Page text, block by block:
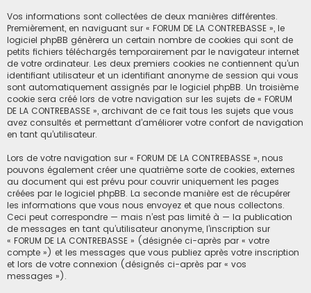
Vos informations sont collectées de deux manières différentes.
Premièrement, en naviguant sur « FORUM DE LA CONTREBASSE », le
logiciel phpBB génèrera un certain nombre de cookies qui sont de
petits fichiers téléchargés temporairement par le navigateur internet
de votre ordinateur. Les deux premiers cookies ne contiennent qu’un
identifiant utilisateur et un identifiant anonyme de session qui vous
sont automatiquement assignés par le logiciel phpBB. Un troisième
cookie sera créé lors de votre navigation sur les sujets de « FORUM
DE LA CONTREBASSE », archivant de ce fait tous les sujets que vous
avez consultés et permettant d’améliorer votre confort de navigation
en tant qu’utilisateur.
Lors de votre navigation sur « FORUM DE LA CONTREBASSE », nous
pouvons également créer une quatrième sorte de cookies, externes
au document qui est prévu pour couvrir uniquement les pages
créées par le logiciel phpBB. La seconde manière est de récupérer
les informations que vous nous envoyez et que nous collectons.
Ceci peut correspondre — mais n’est pas limité à — la publication
de messages en tant qu’utilisateur anonyme, l’inscription sur
« FORUM DE LA CONTREBASSE » (désignée ci-après par « votre
compte ») et les messages que vous publiez après votre inscription
et lors de votre connexion (désignés ci-après par « vos
messages »).